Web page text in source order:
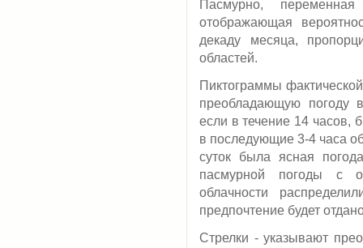
Пасмурно,
отображающая
декаду месяца,
областей.
Пиктограммы
преобладающую погоду
если в течение 14 часов,
в последующие 3-4 часа
суток была ясная
пасмурной погоды с
облачности
предпочтение будет
Стрелки - указывают